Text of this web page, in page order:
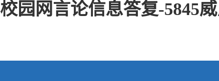
校园网言论信息答复-5845